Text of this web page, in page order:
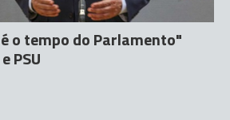
o tempo do Parlamento"
PSU